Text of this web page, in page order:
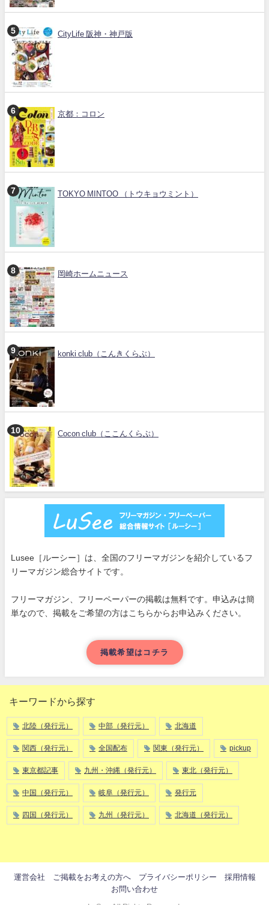
CityLife 阪神・神戸版
京都：コロン
TOKYO MINTOO （トウキョウミント）
岡崎ホームニュース
konki club（こんきくらぶ）
Cocon club（ここんくらぶ）
Lusee［ルーシー］は、全国のフリーマガジンを紹介しているフ
リーマガジン総合サイトです。
フリーマガジン、フリーペーパーの掲載は無料です。申込みは簡
単なので、掲載をご希望の方はこちらからお申込みください。
掲載希望はコチラ
キーワードから探す
北陸（発行元） 中部（発行元） 北海道
関西（発行元） 全国配布 関東（発行元） pickup
東京都記事 九州・沖縄（発行元） 東北（発行元）
中国（発行元） 岐阜（発行元） 発行元
四国（発行元） 九州（発行元） 北海道（発行元）
運営会社 ご掲載をお考えの方へ プライバシーポリシー
採用情報
お問い合わせ